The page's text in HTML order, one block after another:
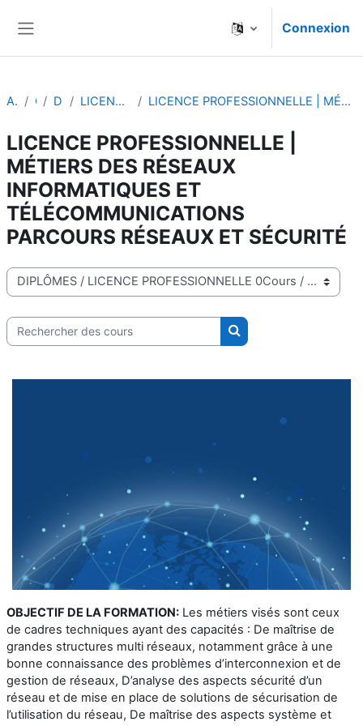
Connexion
Accueil Cours DIPLÔMES LICENCE PROFESSIONNELLE 0Cours LICENCE PROFESSIONNELLE | MÉTIERS DES RÉSEAUX INFORMATIQUES ET TÉLÉCOMMUNICATIONS PARCOURS RÉSEAUX ET SÉCURITÉ
LICENCE PROFESSIONNELLE |
MÉTIERS DES RÉSEAUX
INFORMATIQUES ET
TÉLÉCOMMUNICATIONS
PARCOURS RÉSEAUX ET SÉCURITÉ
Catégories de cours
Rechercher des cours
Rechercher des cours
OBJECTIF DE LA FORMATION: Les métiers visés sont ceux
de cadres techniques ayant des capacités : De maîtrise de
grandes structures multi réseaux, notamment grâce à une
bonne connaissance des problèmes d’interconnexion et de
gestion de réseaux, D’analyse des aspects sécurité d’un
réseau et de mise en place de solutions de sécurisation de
l’utilisation du réseau, De maîtrise des aspects système et